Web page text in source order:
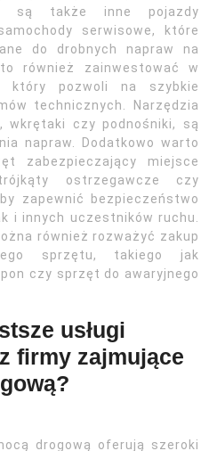
są także inne pojazdy
serwisowe, które
do drobnych napraw na
również zainwestować w
który pozwoli na szybkie
technicznych. Narzędzia
wkrętaki czy podnośniki, są
napraw. Dodatkowo warto
zabezpieczający miejsce
ostrzegawcze czy
zapewnić bezpieczeństwo
i innych uczestników ruchu.
również rozważyć zakup
sprzętu, takiego jak
czy sprzęt do awaryjnego
usługi
firmy zajmujące
drogową oferują szeroki